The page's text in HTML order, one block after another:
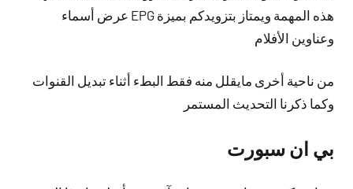
هذه المهمة ويمتاز بتزويدكم بميزة EPG عرض أسماء
وعناوين الأفلام
من ناحية أخرى مايقلل منه فقط البطء أثناء تبديل القنوات
وكما ذكرنا التحديث المستمر
بي ان سبورت